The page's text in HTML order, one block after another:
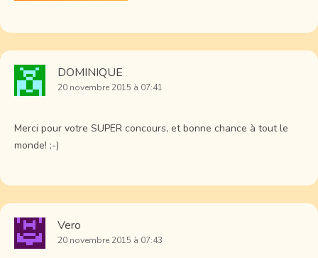
DOMINIQUE
20 novembre 2015 à 07:41
Merci pour votre SUPER concours, et bonne chance à tout le
monde! ;-)
Vero
20 novembre 2015 à 07:43